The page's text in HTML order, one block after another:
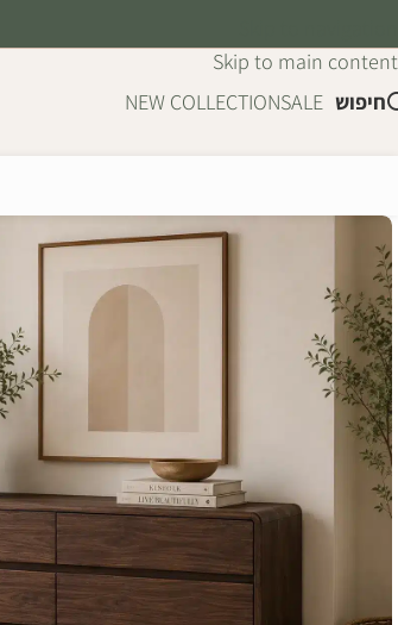
Skip to main content
חיפוש SALE
NEW COLLECTION